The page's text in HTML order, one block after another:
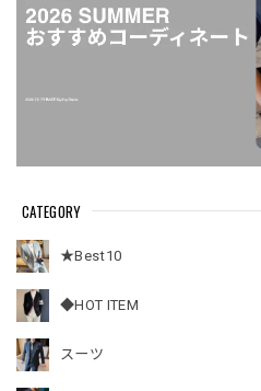
CATEGORY
★Best10
◆HOT ITEM
スーツ